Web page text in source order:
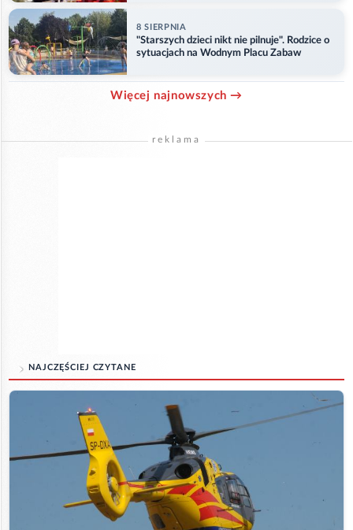
8 SIERPNIA
"Starszych dzieci nikt nie pilnuje". Rodzice o
sytuacjach na Wodnym Placu Zabaw
Więcej najnowszych →
reklama
NAJCZĘŚCIEJ CZYTANE